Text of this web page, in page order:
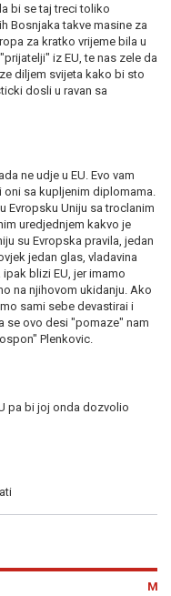
bi se taj treci toliko
Bosnjaka takve masine za
za kratko vrijeme bila u
iz EU, te nas zele da
diljem svijeta kako bi sto
dosli u ravan sa
ne udje u EU. Evo vam
sa kupljenim diplomama.
Evropsku Uniju sa troclanim
uredjednjem kakvo je
su Evropska pravila, jedan
jedan glas, vladavina
blizi EU, jer imamo
na njihovom ukidanju. Ako
sami sebe devastirai i
se ovo desi "pomaze" nam
Plenkovic.
pa bi joj onda dozvolio